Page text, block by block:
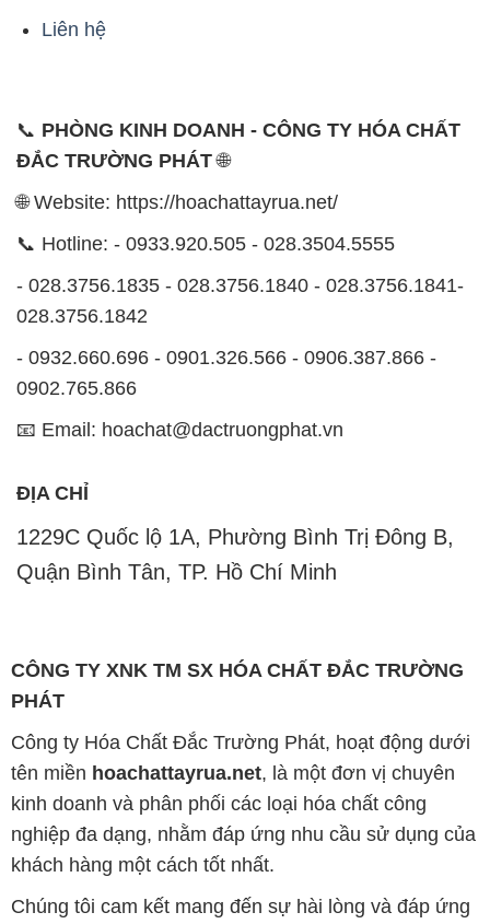
Liên hệ
📞 PHÒNG KINH DOANH - CÔNG TY HÓA CHẤT
ĐẮC TRƯỜNG PHÁT🌐
🌐 Website: https://hoachattayrua.net/
📞 Hotline: - 0933.920.505 - 028.3504.5555
- 028.3756.1835 - 028.3756.1840 - 028.3756.1841-
028.3756.1842
- 0932.660.696 - 0901.326.566 - 0906.387.866 -
0902.765.866
📧 Email: hoachat@dactruongphat.vn
ĐỊA CHỈ
1229C Quốc lộ 1A, Phường Bình Trị Đông B,
Quận Bình Tân, TP. Hồ Chí Minh
CÔNG TY XNK TM SX HÓA CHẤT ĐẮC TRƯỜNG
PHÁT
Công ty Hóa Chất Đắc Trường Phát, hoạt động dưới
tên miền hoachattayrua.net, là một đơn vị chuyên
kinh doanh và phân phối các loại hóa chất công
nghiệp đa dạng, nhằm đáp ứng nhu cầu sử dụng của
khách hàng một cách tốt nhất.
Chúng tôi cam kết mang đến sự hài lòng và đáp ứng